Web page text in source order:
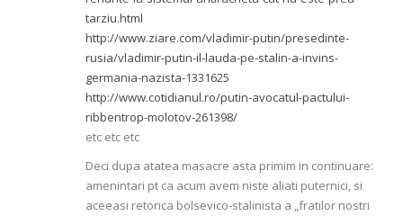
tarziu.html
http://www.ziare.com/vladimir-putin/presedinte-
rusia/vladimir-putin-il-lauda-pe-stalin-a-invins-
germania-nazista-1331625
http://www.cotidianul.ro/putin-avocatul-pactului-
ribbentrop-molotov-261398/
etc etc etc
Deci dupa atatea masacre asta primim in continuare:
amenintari pt ca acum avem niste aliati puternici, si
aceeasi retorica bolsevico-stalinista a „fratilor nostri